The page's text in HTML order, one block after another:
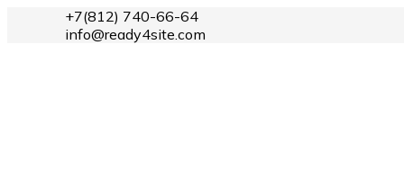
+7(812) 740-66-64
info@ready4site.com